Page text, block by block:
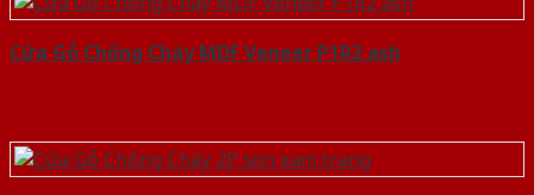
Cửa Gỗ Chống Cháy MDF Veneer P1R2 ash